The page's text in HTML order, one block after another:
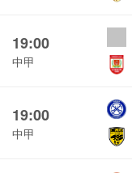
19:00
中甲
19:00
中甲